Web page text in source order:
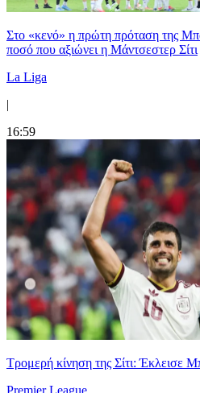
Στο «κενό» η πρώτη πρόταση της
ποσό που αξιώνει η Μάντσεστερ Σίτι
La Liga
|
16:59
Τρομερή κίνηση της Σίτι: Έκλεισε